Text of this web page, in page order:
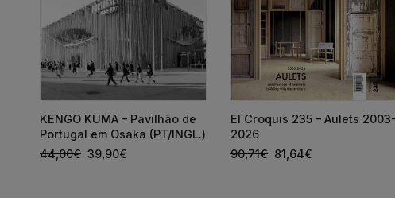
KENGO KUMA – Pavilhão de
Portugal em Osaka (PT/INGL.)
44,00€ 39,90€
El Croquis 235 – Aulets 2003-
2026
90,71€ 81,64€